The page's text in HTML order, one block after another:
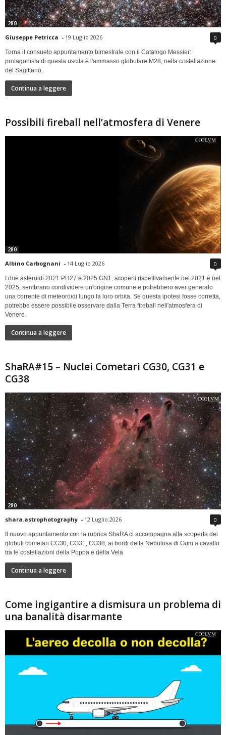
280
Giuseppe Petricca - 19 Luglio 2026 0
Torna il consueto appuntamento bimestrale con il Catalogo Messier:
protagonista di questa uscita è l'ammasso globulare M28, nella costellazione
del Sagittario.
Continua a leggere
Possibili fireball nell’atmosfera di Venere
280
Albino Carbognani - 14 Luglio 2026 0
I due asteroidi 2021 PH27 e 2025 GN1, scoperti rispettivamente nel 2021 e nel
2025, sembrano condividere un'origine comune e potrebbero aver generato
una corrente di meteoroidi lungo la loro orbita. Se questa ipotesi fosse corretta,
potrebbe essere possibile osservare dalla Terra fireball nell'atmosfera di
Venere.
Continua a leggere
ShaRA#15 – Nuclei Cometari CG30, CG31 e
CG38
280
shara.astrophotography - 12 Luglio 2026 0
Il nuovo appuntamento con la rubrica ShaRA ci accompagna alla scoperta dei
globuli cometari CG30, CG31, CG38, ai bordi della Nebulosa di Gum a cavallo
tra le costellazioni della Poppa e della Vela
Continua a leggere
Come ingigantire a dismisura un problema di
una banalità disarmante